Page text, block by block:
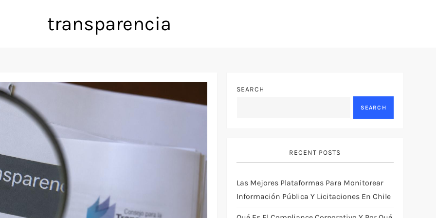
transparencia
SEARCH
SEARCH
RECENT POSTS
Las Mejores Plataformas Para Monitorear
Información Pública Y Licitaciones En Chile